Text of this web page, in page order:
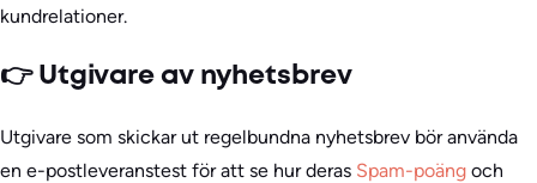
kundrelationer.
👉 Utgivare av nyhetsbrev
Utgivare som skickar ut regelbundna nyhetsbrev bör använda
en e-postleveranstest för att se hur deras Spam-poäng och